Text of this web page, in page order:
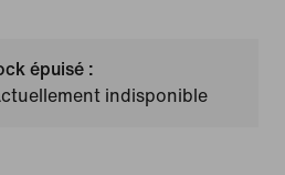
épuisé :
indisponible